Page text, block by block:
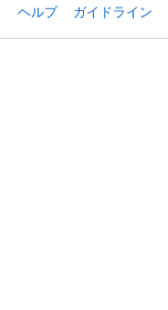
ヘルプ
ガイドライン